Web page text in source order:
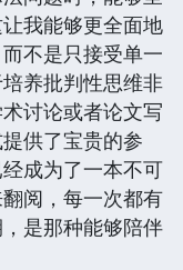
我能够更全面地
不是只接受单一
养批判性思维非
讨论或者论文写
供了宝贵的参
成为了一本不可
阅，每一次都有
是那种能够陪伴